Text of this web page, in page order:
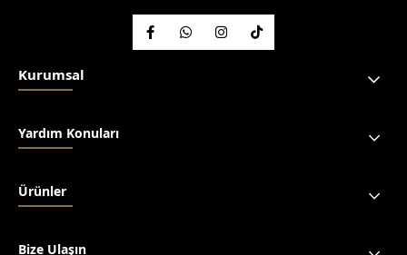
Kurumsal
Yardım Konuları
Ürünler
Bize Ulaşın